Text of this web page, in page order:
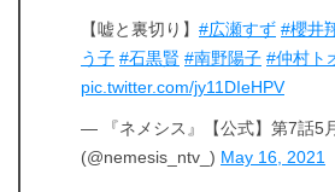
【嘘と裏切り】 #広瀬すず #櫻井
う子 #石黒賢 #南野陽子 #仲村ト
pic.twitter.com/jy11DIeHPV
— 『ネメシス』【公式】第7話5
(@nemesis_ntv_) May 16, 2021